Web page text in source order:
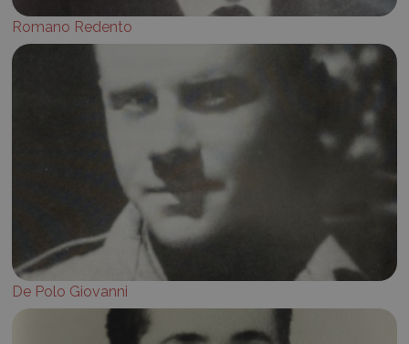
Romano Redento
De Polo Giovanni